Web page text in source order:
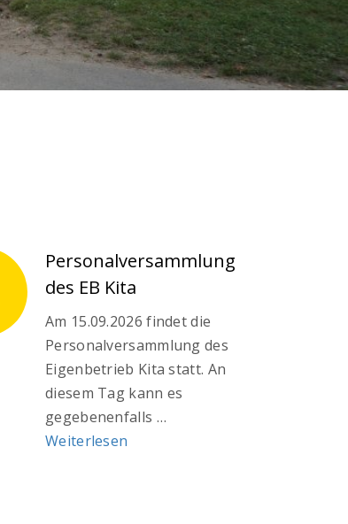
Personalversammlung
des EB Kita
Am 15.09.2026 findet die
Personalversammlung des
Eigenbetrieb Kita statt. An
diesem Tag kann es
gegebenenfalls …
Weiterlesen